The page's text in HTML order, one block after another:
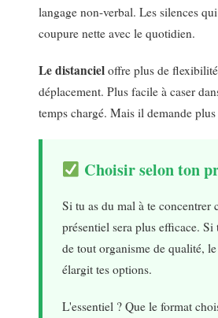
langage non-verbal. Les silences
coupure nette avec le quotidien.
Le distancieloffre plus de
déplacement. Plus facile à caser
temps chargé. Mais il demande
Choisir selon ton
Si tu as du mal à te concentrer
présentiel sera plus efficace.
de tout organisme de qualité,
élargit tes options.
L'essentiel ? Que le format